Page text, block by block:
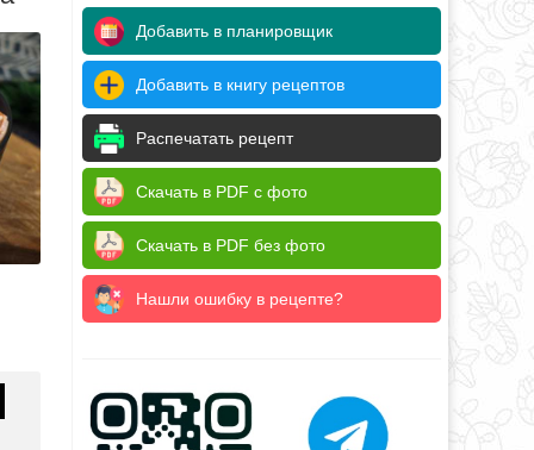
Добавить в планировщик
Добавить в книгу рецептов
Распечатать рецепт
Скачать в PDF с фото
Скачать в PDF без фото
Нашли ошибку в рецепте?